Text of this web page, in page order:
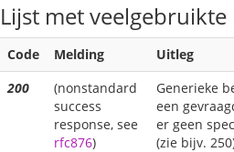
Lijst met
Code Melding
Uitleg
200
(nonstandard
success
response, see
rfc876)
Generieke
een
er geen
(zie bijv.